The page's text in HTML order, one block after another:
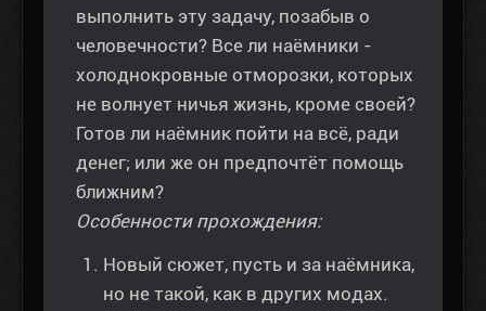
выполнить эту задачу, позабыв о
человечности? Все ли наёмники -
холоднокровные отморозки, которых
не волнует ничья жизнь, кроме своей?
Готов ли наёмник пойти на всё, ради
денег; или же он предпочтёт помощь
ближним?
Особенности прохождения:
Новый сюжет, пусть и за наёмника,
но не такой, как в других модах.